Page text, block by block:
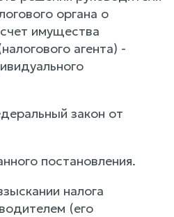
органа о
имущества
агента) -
закон от
постановления.
налога
(его